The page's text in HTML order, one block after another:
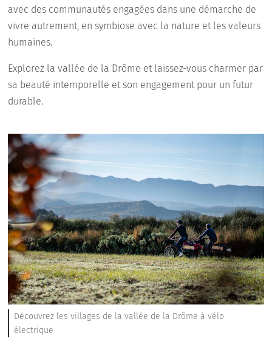
avec des communautés engagées dans une démarche de
vivre autrement, en symbiose avec la nature et les valeurs
humaines.
Explorez la vallée de la Drôme et laissez-vous charmer par
sa beauté intemporelle et son engagement pour un futur
durable.
Découvrez les villages de la vallée de la Drôme à vélo
électrique